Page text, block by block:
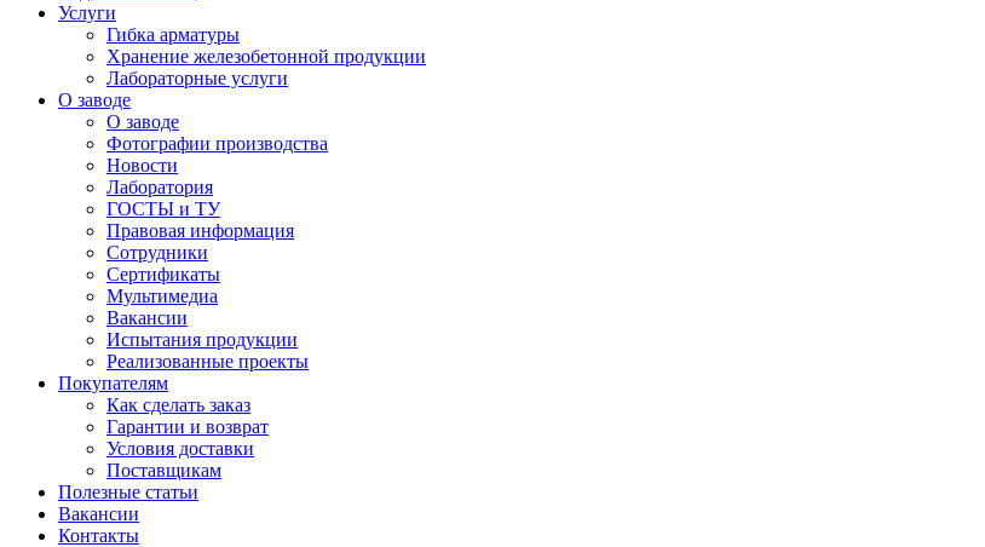
Услуги
Гибка арматуры
Хранение железобетонной продукции
Лабораторные услуги
О заводе
О заводе
Фотографии производства
Новости
Лаборатория
ГОСТЫ и ТУ
Правовая информация
Сотрудники
Сертификаты
Мультимедиа
Вакансии
Испытания продукции
Реализованные проекты
Покупателям
Как сделать заказ
Гарантии и возврат
Условия доставки
Поставщикам
Полезные статьи
Вакансии
Контакты